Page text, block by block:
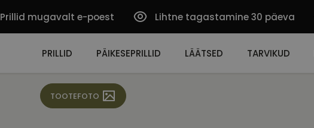
Prillid mugavalt e-poest Lihtne tagastamine 30 päeva
PRILLID PÄIKESEPRILLID LÄÄTSED TARVIKUD
TOOTEFOTO